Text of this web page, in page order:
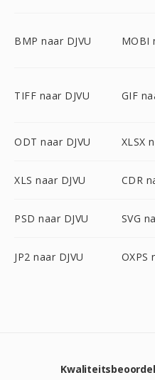
BMP naar DJVU MOBI
TIFF naar DJVU GIF
ODT naar DJVU XLSX
XLS naar DJVU CDR
PSD naar DJVU SVG
JP2 naar DJVU OXPS